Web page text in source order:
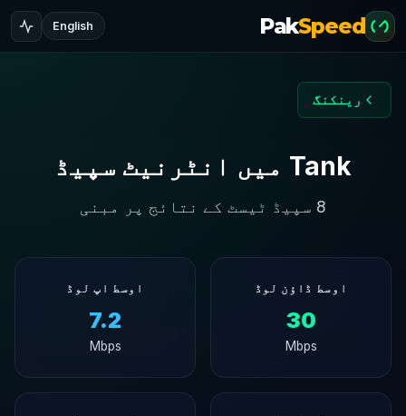
PakSpeed
English
رینکنگ
Tank میں انٹرنیٹ سپیڈ
8 سپیڈ ٹیسٹ کے نتائج پر مبنی
اوسط ڈاؤن لوڈ
30
Mbps
اوسط اپ لوڈ
7.2
Mbps